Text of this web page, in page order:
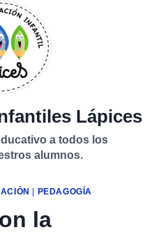
Lápices
a todos los
alumnos.
PEDAGOGÍA
la